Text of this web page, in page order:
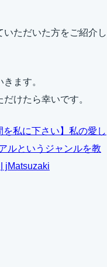
ただいた方をご紹介し
ます。
けたら幸いです。
を私に下さい】私の愛し
ルというジャンルを教
jMatsuzaki